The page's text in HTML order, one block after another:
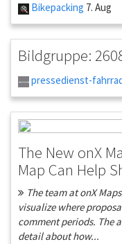
Bikepacking 7. Aug
Bildgruppe:
pressedienst-
The New onX
Map Can Help
The team at onX
visualize where
comment periods. The
detail about how...